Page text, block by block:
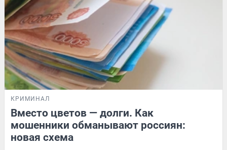
КРИМИНАЛ
Вместо цветов — долги. Как
мошенники обманывают россиян:
новая схема